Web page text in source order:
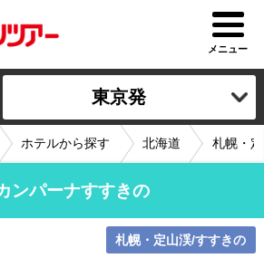
メニュー
東京発
ホテルから探す 北海道 札幌・
ンパーナすすきの
札幌・定山渓/すすきの